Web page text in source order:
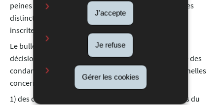
J'accepte
Je refuse
Gérer les cookies
peines devant être inscrite(s) au bulletin N° 3 d’après les
distinctions faites ci-dessus, toutes les peines y sont
inscrites.
Le bulletin N° 3 d’une
personne morale
décisions inscrites au casier judiciaire ayant prononcé des
condamnations à des peines criminelles et correctionnelles
concernant la même personne, à l’exclusion:
1) des condamnations à une peine d’amende assorties du